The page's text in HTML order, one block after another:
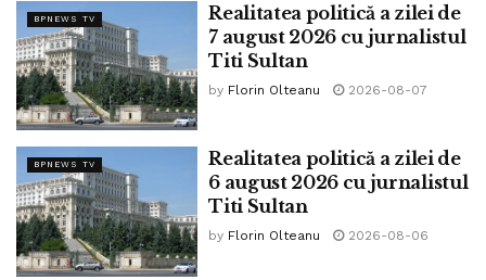
traducătoare și editoare.
Prezentarea a evidențiat rolul literaturii și al traducerii în
construirea unor punți culturale durabile între România și
Grecia, într-un spirit de colaborare și prietenie.
Programul zilei a inclus și alte lansări de carte, întâlniri cu
autori și traducători, precum și spectacolul de teatru
„Emigranții”, producție a Studioului de Teatru Profesionist
Thalia Diaspora din Atena.
BPNEWS TV
Realitatea politică a zilei de
7 august 2026 cu jurnalistul
Titi Sultan
by Florin Olteanu 2026-08-07
BPNEWS TV
Realitatea politică a zilei de
6 august 2026 cu jurnalistul
Titi Sultan
by Florin Olteanu 2026-08-06